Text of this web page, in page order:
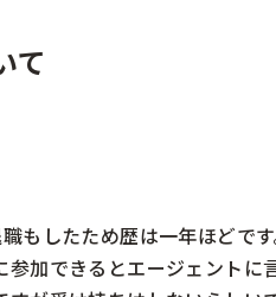
て
もしたため歴は一年ほどです
加できるとエージェントに